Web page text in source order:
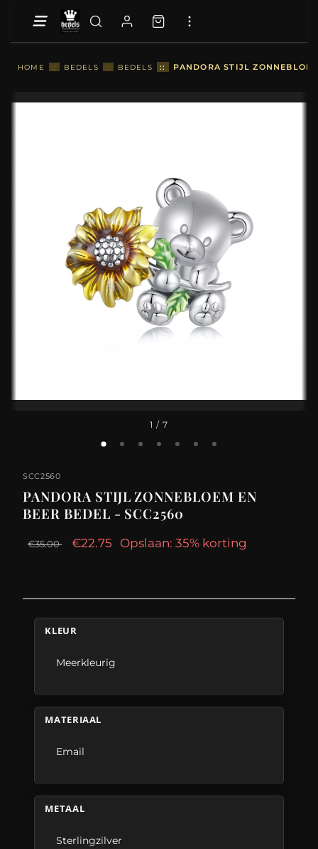
HOME :: BEDELS :: BEDELS :: PANDORA STIJL
1 / 7
SCC2560
PANDORA STIJL ZONNEBLOEM EN
BEER BEDEL - SCC2560
€35.00 €22.75 Opslaan: 35% korting
KLEUR
Meerkleurig
MATERIAAL
Email
METAAL
Sterlingzilver